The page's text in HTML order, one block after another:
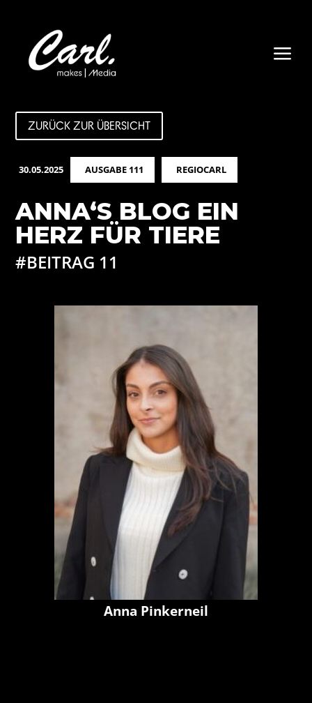
a
ZURÜCK ZUR ÜBERSICHT
30.05.2025 AUSGABE 111 REGIOCARL
ANNA‘S BLOG EIN
HERZ FÜR TIERE
#BEITRAG 11
Anna Pinkerneil